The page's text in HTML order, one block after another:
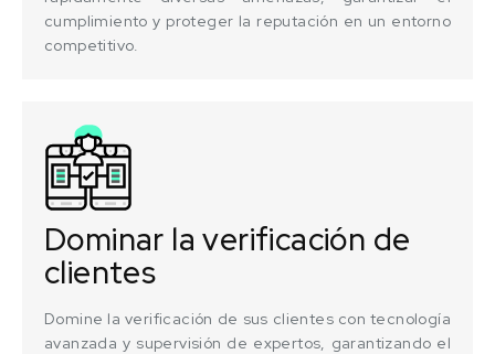
cumplimiento y proteger la reputación en un entorno
competitivo.
Dominar la verificación de
clientes
Domine la verificación de sus clientes con tecnología
avanzada y supervisión de expertos, garantizando el